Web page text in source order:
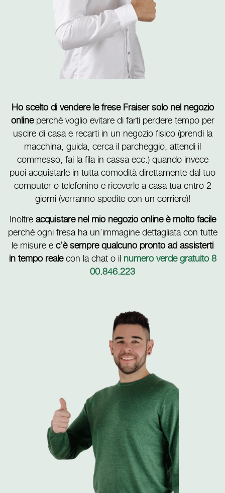
Ho scelto di vendere le frese Fraiser solo nel negozio
onlineperché voglio evitare di farti perdere tempo per
uscire di casa e recarti in un negozio fisico (prendi la
macchina, guida, cerca il parcheggio, attendi il
commesso, fai la fila in cassa ecc.) quando invece
puoi acquistarle in tutta comodità direttamente dal tuo
computer o telefonino e riceverle a casa tua entro 2
giorni (verranno spedite con un corriere)!
Inoltre acquistare nel mio negozio online è molto facile
perché ogni fresa ha un’immagine dettagliata con tutte
le misure e c’è sempre qualcuno pronto ad assisterti
in tempo realecon la chat o il numero verde gratuito 8
00.846.223